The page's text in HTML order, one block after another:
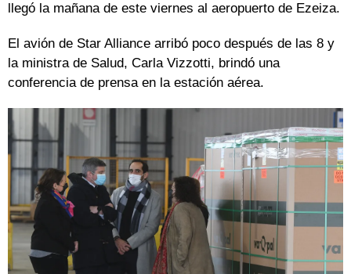
llegó la mañana de este viernes al aeropuerto de Ezeiza.
El avión de Star Alliance arribó poco después de las 8 y
la ministra de Salud, Carla Vizzotti, brindó una
conferencia de prensa en la estación aérea.